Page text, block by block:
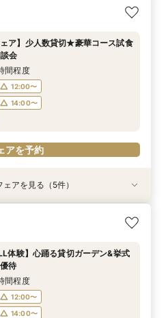
】大切なワンちゃんも一緒！貸切
12:00〜
14:00〜
アを予約
貸切】豪華コース試食＆10大特典
会
12:00〜
14:00〜
アを予約
ンライン相談会】スマホで簡単！
15:00〜
17:00〜
アを予約
】シェフ渾身の豪華フレンチ試食
12:00〜
14:00〜
アを予約
◎「即決なし」アップ額が少ない
14:00〜
16:00〜
アを予約
ェア】少人数貸切★豪華コース試食
会
間程度
12:00〜
14:00〜
アを予約
】大切なワンちゃんも一緒！貸切
12:00〜
14:00〜
ンライン相談会】スマホで簡単！
15:00〜
17:00〜
アを予約
】シェフ渾身の豪華フレンチ試食
12:00〜
14:00〜
◎「即決なし」アップ額が少ない
14:00〜
16:00〜
貸切】豪華コース試食＆10大特典
会
12:00〜
14:00〜
アを見る（5件）
体験】心踊る貸切ガーデン&挙式
待
間程度
12:00〜
14:00〜